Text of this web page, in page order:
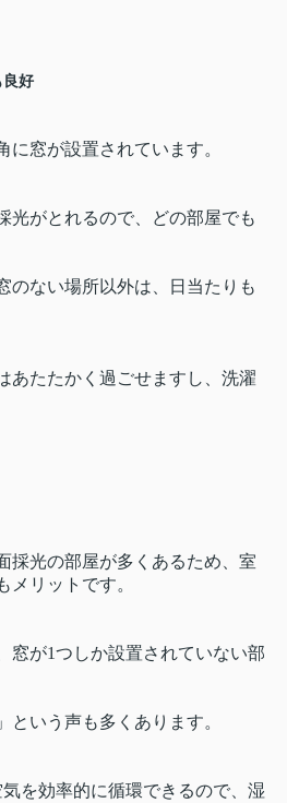
好
窓が設置されています。
がとれるので、どの部屋でも
ない場所以外は、日当たりも
たたかく過ごせますし、洗濯
採光の部屋が多くあるため、室
メリットです。
が1つしか設置されていない部
いう声も多くあります。
を効率的に循環できるので、湿